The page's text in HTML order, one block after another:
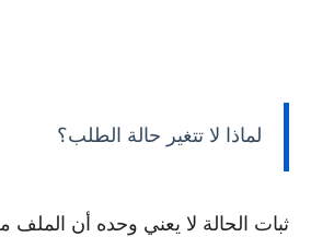
لماذا لا تتغير حالة الطلب؟
ثبات الحالة لا يعني وحده أن